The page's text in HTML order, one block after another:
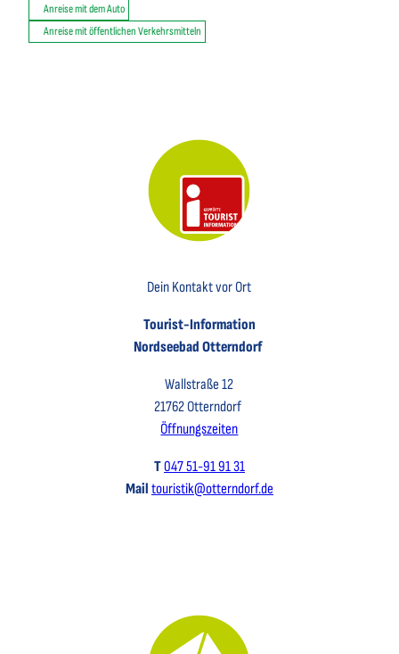
Anreise mit dem Auto
Anreise mit öffentlichen Verkehrsmitteln
Dein Kontakt vor Ort
Tourist-Information
Nordseebad Otterndorf
Wallstraße 12
21762 Otterndorf
Öffnungszeiten
T047 51-91 91 31
Mail touristik@otterndorf.de